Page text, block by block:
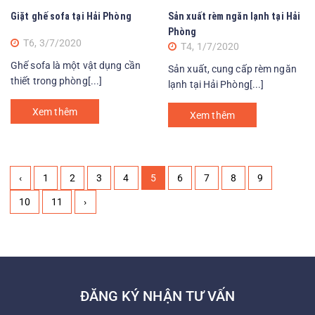
Giặt ghế sofa tại Hải Phòng
T6, 3/7/2020
Ghế sofa là một vật dụng cần
thiết trong phòng[...]
Xem thêm
Sản xuất rèm ngăn lạnh tại Hải
Phòng
T4, 1/7/2020
Sản xuất, cung cấp rèm ngăn
lạnh tại Hải Phòng[...]
Xem thêm
‹ 1 2 3 4 5 6 7 8 9
10 11 ›
ĐĂNG KÝ NHẬN TƯ VẤN